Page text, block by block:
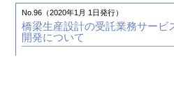
No.77（2015年4月 1日発行）
Beagleを利用した造船業におけ
GRADE/HULLとBeagleのさら
No.89（2018年4月 1日発行）
３次元データ活用を促進する造
ション「NAPA Steel-Beagleイ
始～生産検討のフロントローデ
No.96（2020年1月 1日発行）
橋梁生産設計の受託業務サービ
開発について